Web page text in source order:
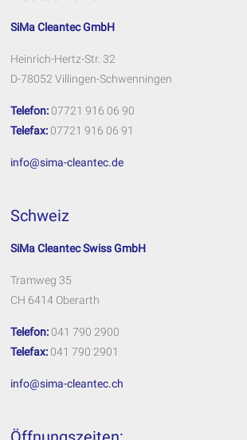
SiMa Cleantec GmbH
Heinrich-Hertz-Str. 32
D-78052 Villingen-Schwenningen
Telefon: 07721 916 06 90
Telefax: 07721 916 06 91
info@sima-cleantec.de
Schweiz
SiMa Cleantec Swiss GmbH
Tramweg 35
CH 6414 Oberarth
Telefon: 041 790 2900
Telefax: 041 790 2901
info@sima-cleantec.ch